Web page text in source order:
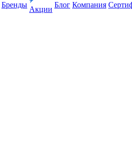
Бренды
Акции
Блог Компания